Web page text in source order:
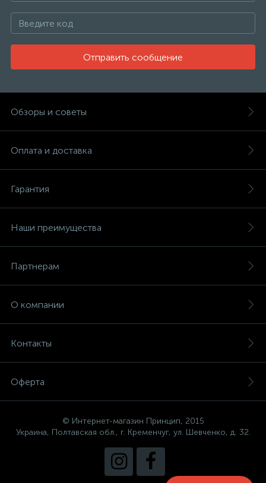
Отправить сообщение
Обзоры и советы
Оплата и доставка
Гарантия
Наши преимущества
Партнерам
О компании
Контакты
Оферта
© Интернет-магазин Принцип, 2015
Украина, Полтавская обл., г. Кременчуг, ул. Шевченко, д. 32.